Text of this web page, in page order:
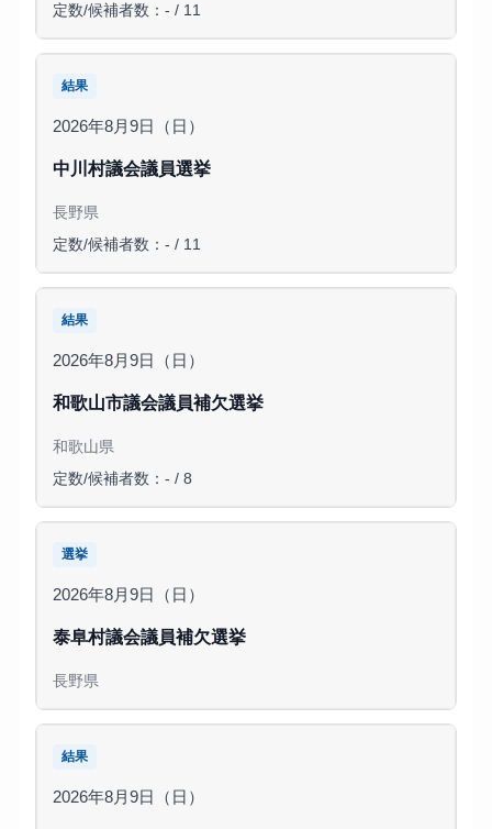
定数/候補者数：- / 11
結果
2026年8月9日（日）
中川村議会議員選挙
長野県
定数/候補者数：- / 11
結果
2026年8月9日（日）
和歌山市議会議員補欠選挙
和歌山県
定数/候補者数：- / 8
選挙
2026年8月9日（日）
泰阜村議会議員補欠選挙
長野県
結果
2026年8月9日（日）